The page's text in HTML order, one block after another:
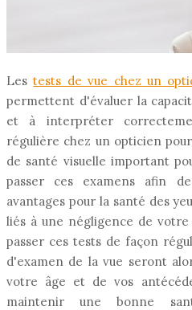
Lestests de vue chez un
permettent d'évaluer la
et à interpréter
régulière chez un opticien
de santé visuelle important
passer ces examens afin
avantages pour la santé des
liés à une négligence de
passer ces tests de façon
d'examen de la vue seront
votre âge et de vos
maintenir une bonne